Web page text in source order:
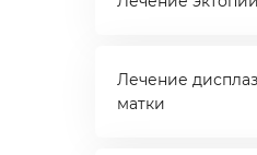
Лечение
матки